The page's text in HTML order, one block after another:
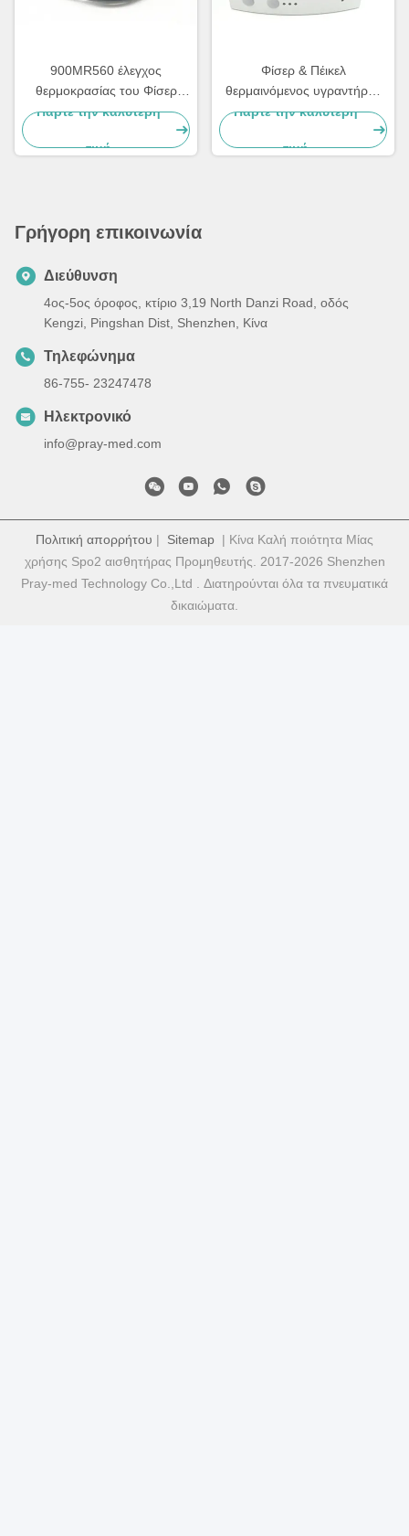
900MR560 έλεγχος
θερμοκρασίας του Φίσερ
Paykel για τους υγραντές
Πάρτε την καλύτερη
τιμή
Φίσερ & Πέικελ
θερμαινόμενος υγραντήρας
MR810
Πάρτε την καλύτερη
τιμή
Γρήγορη επικοινωνία
Διεύθυνση
4ος-5ος όροφος, κτίριο 3,19 North Danzi Road, οδός
Kengzi, Pingshan Dist, Shenzhen, Κίνα
Τηλεφώνημα
86-755- 23247478
Ηλεκτρονικό
info@pray-med.com
Πολιτική απορρήτου | Sitemap | Κίνα Καλή ποιότητα Μίας
χρήσης Spo2 αισθητήρας Προμηθευτής. 2017-2026 Shenzhen
Pray-med Technology Co.,Ltd . Διατηρούνται όλα τα πνευματικά
δικαιώματα.